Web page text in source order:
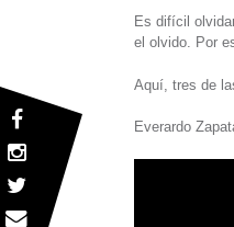
Es difícil
el olvido. Por
Aquí, tres de
Everardo